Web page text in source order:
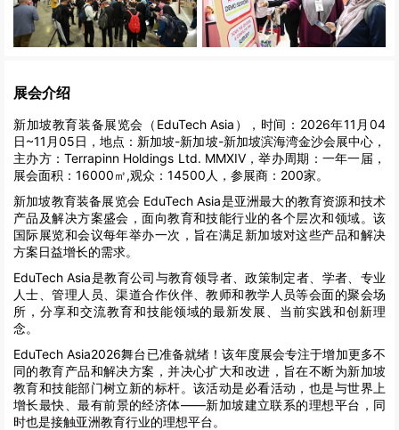
展会介绍
新加坡教育装备展览会（EduTech Asia），时间：2026年11月04
日~11月05日，地点：新加坡-新加坡-新加坡滨海湾金沙会展中心，
主办方：Terrapinn Holdings Ltd. MMXIV，举办周期：一年一届，
展会面积：16000㎡,观众：14500人，参展商：200家。
新加坡教育装备展览会 EduTech Asia是亚洲最大的教育资源和技术
产品及解决方案盛会，面向教育和技能行业的各个层次和领域。该
国际展览和会议每年举办一次，旨在满足新加坡对这些产品和解决
方案日益增长的需求。
EduTech Asia是教育公司与教育领导者、政策制定者、学者、专业
人士、管理人员、渠道合作伙伴、教师和教学人员等会面的聚会场
所，分享和交流教育和技能领域的最新发展、当前实践和创新理
念。
EduTech Asia2026舞台已准备就绪！该年度展会专注于增加更多不
同的教育产品和解决方案，并决心扩大和改进，旨在不断为新加坡
教育和技能部门树立新的标杆。该活动是必看活动，也是与世界上
增长最快、最有前景的经济体——新加坡建立联系的理想平台，同
时也是接触亚洲教育行业的理想平台。